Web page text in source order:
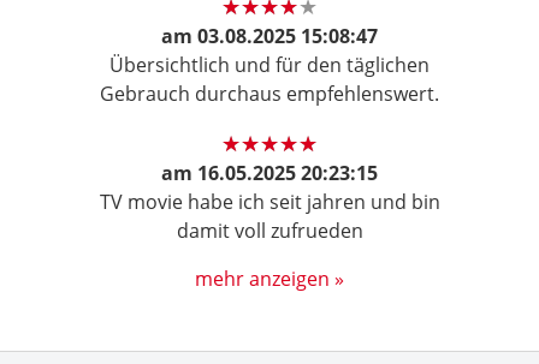
am 03.08.2025 15:08:47
Übersichtlich und für den täglichen
Gebrauch durchaus empfehlenswert.
am 16.05.2025 20:23:15
TV movie habe ich seit jahren und bin
damit voll zufrueden
mehr anzeigen »